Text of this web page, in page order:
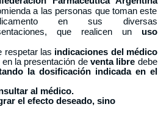
a las personas que toman este
en sus diversas
que realicen un
uso
respetar las indicaciones del médico
en la presentación deventa libre debe
la dosificación indicada en el
al médico.
el efecto deseado, sino